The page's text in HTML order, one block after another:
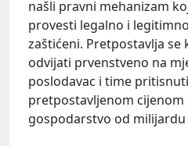
našli pravni mehanizam
provesti legalno i
zaštićeni. Pretpostavlja se
odvijati prvenstveno na
poslodavac i time
pretpostavljenom cijenom
gospodarstvo od